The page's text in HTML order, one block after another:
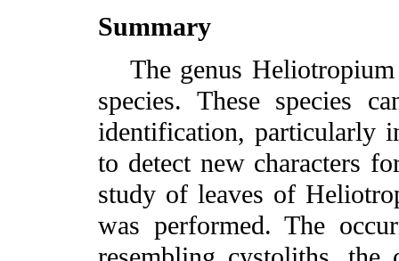
Summary
The genus
species. These species
identification, particularly
to detect new characters
study of leaves of
was performed. The